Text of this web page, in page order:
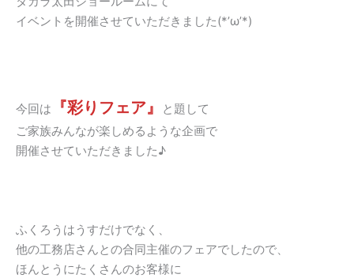
イベントを開催させていただきました(*’ω’*)
今回は 『彩りフェア』
と題して
ご家族みんなが楽しめるような企画で
開催させていただきました♪
ふくろうはうすだけでなく、
他の工務店さんとの合同主催のフェアでしたので、
ほんとうにたくさんのお客様に